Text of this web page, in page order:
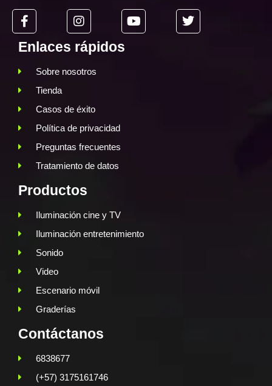
Enlaces rápidos
Sobre nosotros
Tienda
Casos de éxito
Política de privacidad
Preguntas frecuentes
Tratamiento de datos
Productos
Iluminación cine y TV
Iluminación entretenimiento
Sonido
Video
Escenario móvil
Graderías
Contáctanos
6838677
(+57) 3175161746